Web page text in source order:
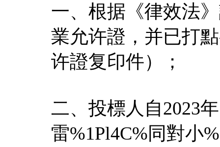
一、根据《律效法
業允许證，并已打
许證复印件）；
二、投標人自2023
雷%1Pl4C%同對小